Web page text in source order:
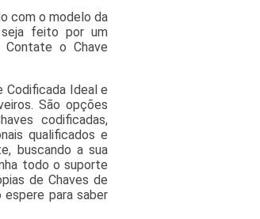
com o modelo da
feito por um
o Chave
Codificada Ideal e
São opções
codificadas,
qualificados e
buscando a sua
todo o suporte
de Chaves de
para saber